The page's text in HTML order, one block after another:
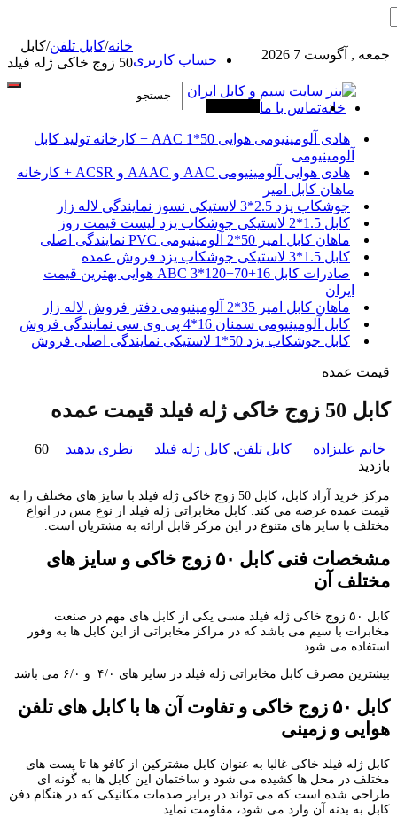
جمعه , آگوست 7 2026 حساب کاربری
خانهتماس با ما
هادی آلومینیومی هوایی 50*1 AAC + کارخانه تولید کابل
آلومینیومی
هادی هوایی آلومینیومی AAC و AAAC و ACSR + کارخانه
ماهان کابل امیر
جوشکاب یزد 2.5*3 لاستیکی نسوز نمایندگی لاله زار
کابل 1.5*2 لاستیکی جوشکاب یزد لیست قیمت روز
ماهان کابل امیر 50*2 آلومینیومی PVC نمایندگی اصلی
کابل 1.5*3 لاستیکی جوشکاب یزد فروش عمده
صادرات کابل 16+70+120*3 ABC هوایی بهترین قیمت
ایران
ماهان کابل امیر 35*2 آلومینیومی دفتر فروش لاله زار
کابل آلومینیومی سمنان 16*4 پی وی سی نمایندگی فروش
کابل جوشکاب یزد 50*1 لاستیکی نمایندگی اصلی فروش
خانه/کابل تلفن/کابل
50 زوج خاکی ژله فیلد
قیمت عمده
کابل 50 زوج خاکی ژله فیلد قیمت عمده
خانم علیزاده کابل تلفن, کابل ژله فیلد نظری بدهید
60
بازدید
مرکز خرید آراد کابل، کابل 50 زوج خاکی ژله فیلد با سایز های مختلف را به
قیمت عمده عرضه می کند. کابل مخابراتی ژله فیلد از نوع مس در انواع
مختلف با سایز های متنوع در این مرکز قابل ارائه به مشتریان است.
مشخصات فنی کابل ۵۰ زوج خاکی و سایز های
مختلف آن
کابل ۵۰ زوج خاکی ژله فیلد مسی یکی از کابل های مهم در صنعت
مخابرات با سیم می باشد که در مراکز مخابراتی از این کابل ها به وفور
استفاده می شود.
بیشترین مصرف کابل مخابراتی ژله فیلد در سایز های ۴/۰ و ۶/۰ می باشد
کابل ۵۰ زوج خاکی و تفاوت آن ها با کابل های تلفن
هوایی و زمینی
کابل ژله فیلد خاکی غالبا به عنوان کابل مشترکین از کافو ها تا پست های
مختلف در محل ها کشیده می شود و ساختمان این کابل ها به گونه ای
طراحی شده است که می تواند در برابر صدمات مکانیکی که در هنگام دفن
کابل به بدنه آن وارد می شود، مقاومت نماید.